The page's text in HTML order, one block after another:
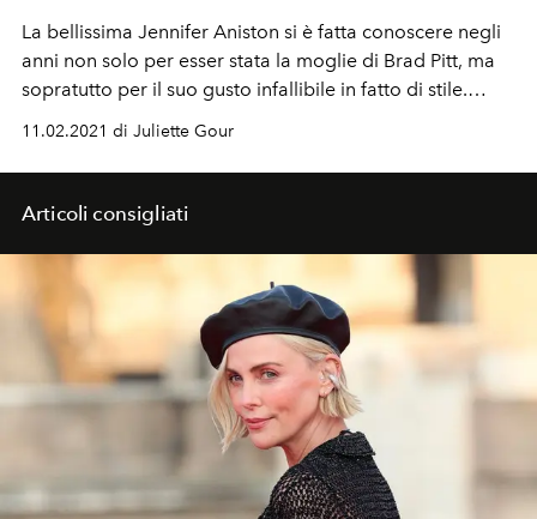
La bellissima Jennifer Aniston si è fatta conoscere negli
anni non solo per esser stata la moglie di Brad Pitt, ma
sopratutto per il suo gusto infallibile in fatto di stile.
L'Officiel ti propone un look evergreen dell'attrice e
11.02.2021 di Juliette Gour
Articoli consigliati